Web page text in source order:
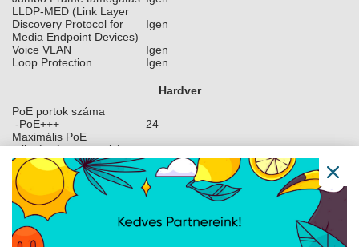
LLDP-MED (Link Layer
Discovery Protocol for
Media Endpoint Devices)
Igen
Voice VLAN
Igen
Loop Protection
Igen
Hardver
PoE portok száma
-PoE+++
24
Maximális PoE
teljesítmény portonként
-PoE+++:
90W
Maximális
teljesítményfogyasztás
150W (PoE nélkül)
2400W (PoE-val együtt)
Tápellátás
(2) Univerzális bemenet, 100–240V AC,
Táp bemenet típusa
(2) AC bemenet, hot-swappable